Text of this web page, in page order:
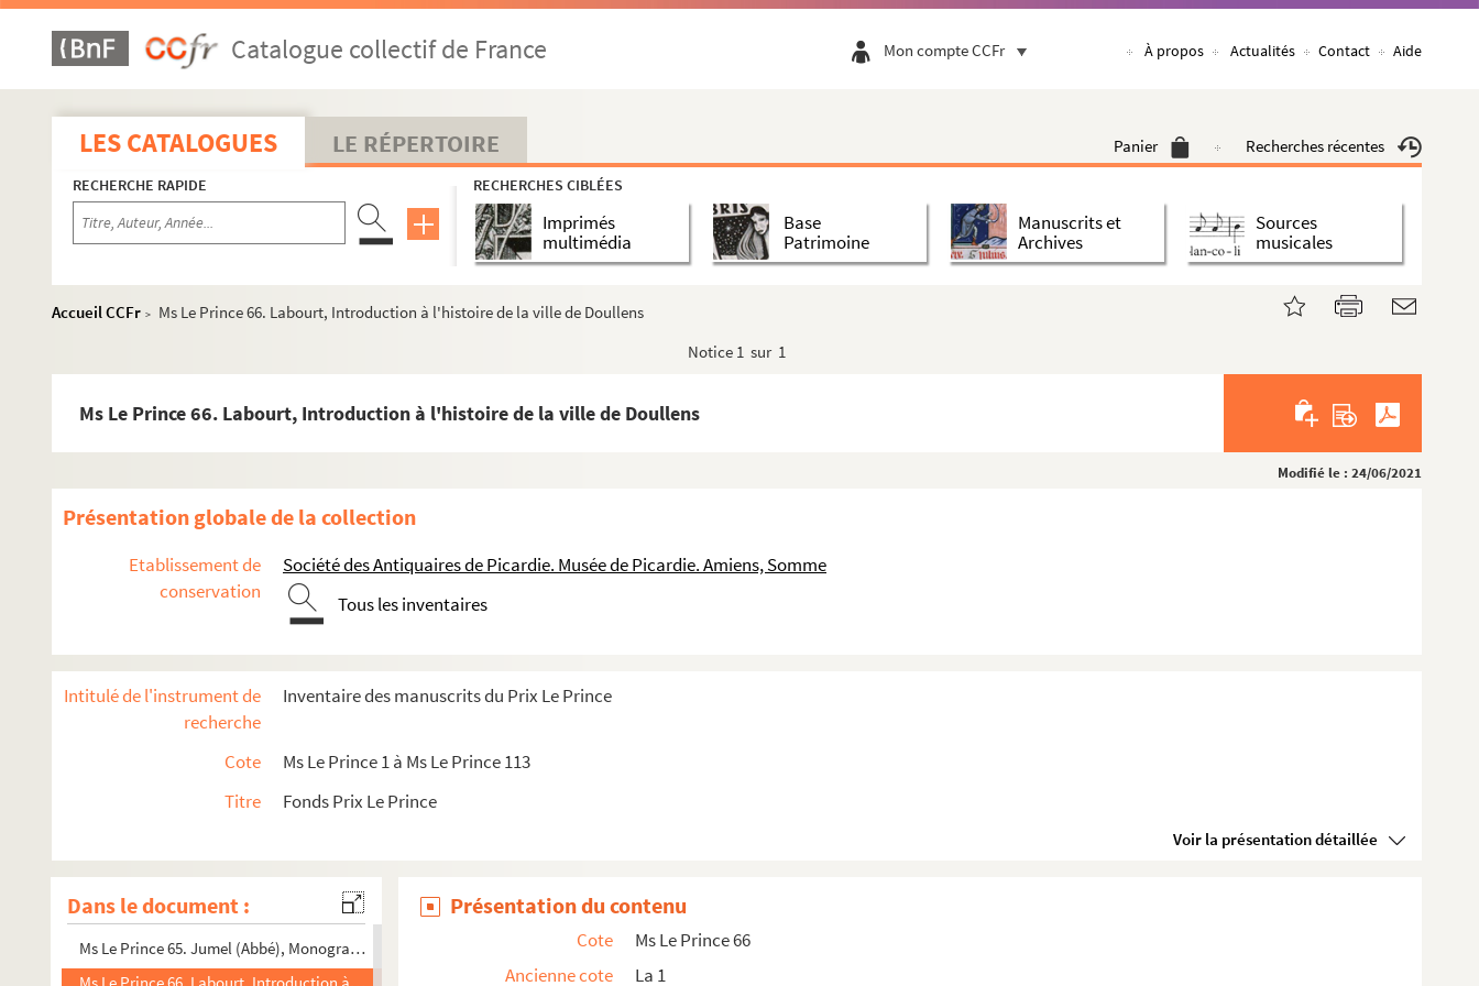
Catalogue collectif de France Mon compte CCFr À propos Actualités Contact Aide
LES CATALOGUES LE RÉPERTOIRE Panier Recherches récentes
RECHERCHE RAPIDE RECHERCHES CIBLÉES
Imprimés
multimédia
Base
Patrimoine
Manuscrits et
Archives
Sources
musicales
Accueil CCFr >
Ms Le Prince 66. Labourt, Introduction à l'histoire de la ville de Doullens
Notice 1 sur 1
Ms Le Prince 66. Labourt, Introduction à l'histoire de la ville de Doullens
Modifié le : 24/06/2021
Présentation globale de la collection
Etablissement de
conservation
Société des Antiquaires de Picardie. Musée de Picardie. Amiens, Somme
Tous les inventaires
Intitulé de l'instrument de
recherche
Inventaire des manuscrits du Prix Le Prince
Cote
Ms Le Prince 1 à Ms Le Prince 113
Titre
Fonds Prix Le Prince
Voir la présentation détaillée
Dans le document :
Ms Le Prince 38. Danicourt (Abbé) et Fleury, E., La ville de Ham et le château
Ms Le Prince 39. Dubrulle (Abbé), Le maréchal d'Hocquincourt et la Fronde
Ms Le Prince 40. Dufour, J., Les hortillonnages d'Amiens
Ms Le Prince 41. Gallois (Abbé), Essai sur l'histoire de la Chartreuse du mont Saint-Louis, vulgairement du mont Rena...
Ms Le Prince 42. Gest, R, Le Vimeu
Ms Le Prince 43. Godart (Abbé), Notice historique sur Rollot et ses dépendances
Ms Le Prince 44. Godart (Abbé), Description du canton de Montdidier
Ms Le Prince 45. Godart, J., La maladrerie de Saint-Ladre et la condition des Lépreux à Amiens au Moyen-Age.
Ms Le Prince 49. Hakspill, A., Carrelages et terre cuite vernissée trouvés dans le Vimeu
Ms Le Prince 52. Henique, R., Cartigny, Mr. Segard, instituteur à Cartigny
Ms Le Prince 54. Hennequin, A., Monographie de Lesboeufs
Ms Le Prince 55. Heren, L., Molliens-au-Bois et au-Val
Ms Le Prince 57. Hermigny de Bruce, R. de, La nation Picarde. Itinéraire à ses frontières aux XIII-XIV e siècles
Ms Le Prince 58. Hervillers, C. de, Le Mont Gannelon à Clairoix près de Compiègne
Ms le Prince 61. Hodent, L., Etude sur les voies de communication du canton de Villers-Bocage
Ms Le Prince 63. Josse, H., Dictionnaire historique et archéologique de la Somme : canton de Bray-sur-Somme
Ms Le Prince 64. Journe (Abbé),Hiermont sous l'Ancien Régime
Ms Le Prince 65. Jumel (Abbé), Monographie d'Heilly
Présentation du contenu
Cote
Ms Le Prince 66
Ancienne cote
La 1